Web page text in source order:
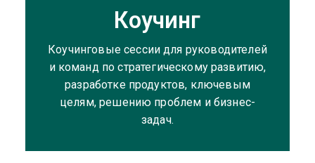
Коучинг
Коучинговые сессии для руководителей
и команд по стратегическому развитию,
разработке продуктов, ключевым
целям, решению проблем и бизнес-
задач.